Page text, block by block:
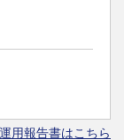
用報告書はこちら